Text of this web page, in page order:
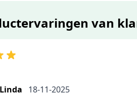
van
Linda
18-11-2025